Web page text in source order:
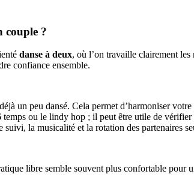
couple ?
danse à deux, où l’on travaille clairement
confiance ensemble.
un peu dansé. Cela permet d’harmoniser
ou le lindy hop ; il peut être utile de
la musicalité et la rotation des partenaires
libre semble souvent plus confortable pour